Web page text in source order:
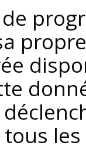
de
tous